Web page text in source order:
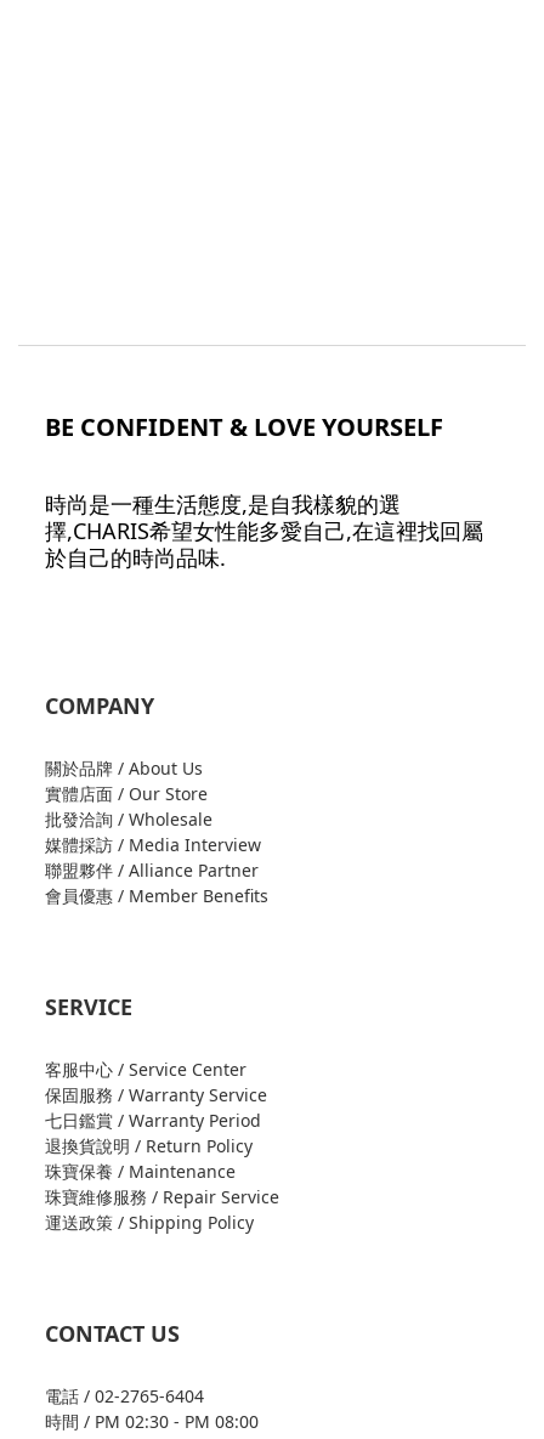
BE CONFIDENT & LOVE YOURSELF
時尚是一種生活態度,是自我樣貌的選
擇,CHARIS希望女性能多愛自己,在這裡找回屬
於自己的時尚品味.
COMPANY
關於品牌 / About Us
實體店面 / Our Store
批發洽詢 / Wholesale
媒體採訪 / Media Interview
聯盟夥伴 / Alliance Partner
會員優惠 / Member Benefits
SERVICE
客服中心 / Service Center
保固服務 / Warranty Service
七日鑑賞 / Warranty Period
退換貨說明 / Return Policy
珠寶保養 / Maintenance
珠寶維修服務 / Repair Service
運送政策 / Shipping Policy
CONTACT US
電話 / 02-2765-6404
時間 / PM 02:30 - PM 08:00